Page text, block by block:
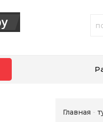
Главная